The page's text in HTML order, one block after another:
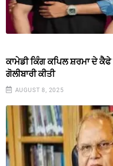
ਕਾਮੇਡੀ ਕਿੰਗ ਕਪਿਲ ਸ਼ਰਮਾ ਦੇ
ਗੋਲੀਬਾਰੀ ਕੀਤੀ
AUGUST 8, 2025